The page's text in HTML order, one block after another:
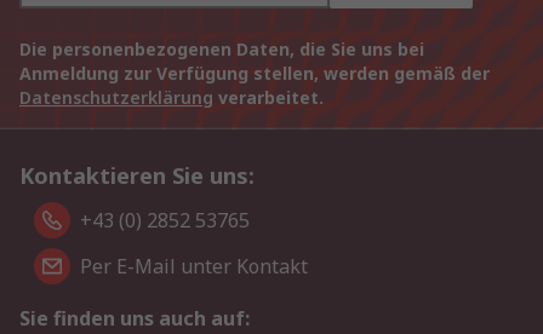
Die personenbezogenen Daten, die Sie uns bei
Anmeldung zur Verfügung stellen, werden gemäß der
Datenschutzerklärung verarbeitet.
Kontaktieren Sie uns:
+43 (0) 2852 53765
Per E-Mail unter Kontakt
Sie finden uns auch auf: